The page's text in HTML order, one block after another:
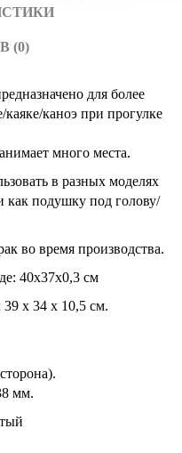
(0)
для более
каноэ при прогулке
много места.
в разных моделях
как подушку под голову/
во время производства.
40х37х0,3 см
х 34 х 10,5 см.
мм.